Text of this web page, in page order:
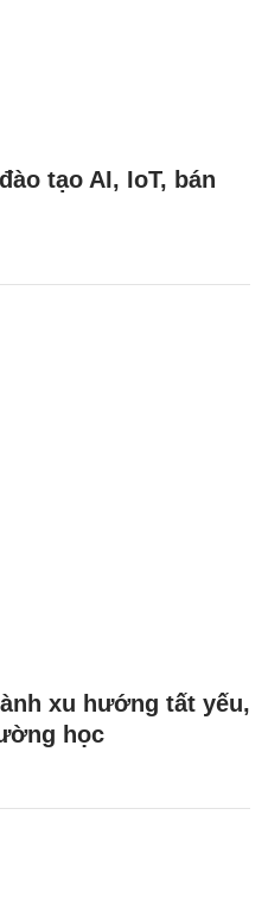
tạo AI, IoT, bán
xu hướng tất yếu,
học